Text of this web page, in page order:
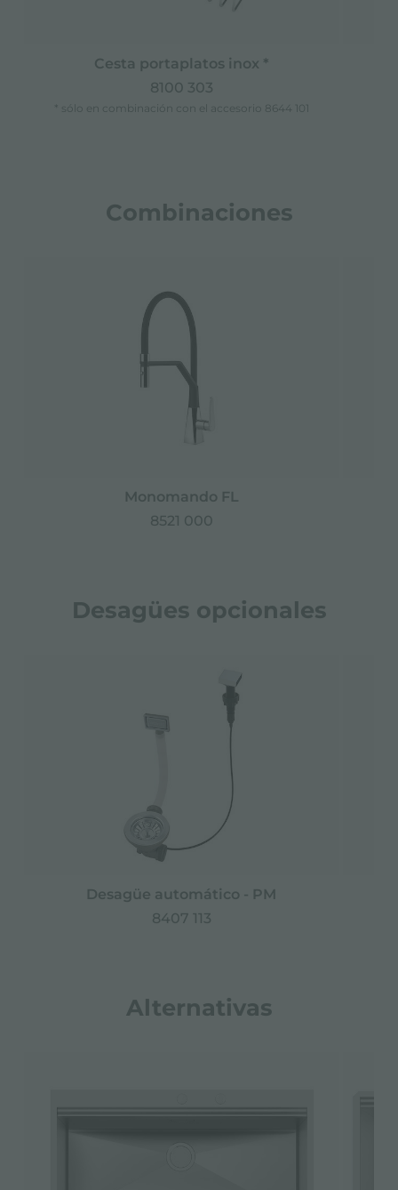
Cesta portaplatos inox *
8100 303
* sólo en combinación con el accesorio 8644 101
Combinaciones
Monomando FL
8521 000
Desagües opcionales
Desagüe automático - PM
8407 113
Alternativas